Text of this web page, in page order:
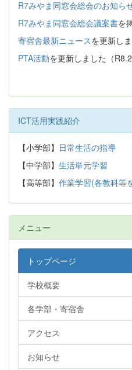
R7みやま同窓会総会のお知ら
R7みやま同窓会総会議案書を
寄宿舎最新ニュースを更新し
PTA活動を更新しました（
ICT活用実践紹介
【小学部】 日常生活の指導
【中学部】 生活単元学習
【高等部】 作業学習(各教科等
メニュー
トップページ
学校概要
各学部・寄宿舎
アクセス
お知らせ